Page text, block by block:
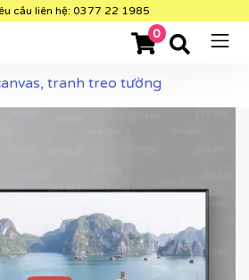
cầu liên hệ: 0377 22 1985
0
tranh treo tường